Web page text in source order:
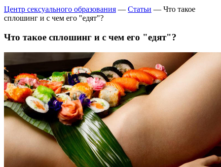
Центр сексуального образования — Статьи — Что такое
сплошинг и с чем его "едят"?
Что такое сплошинг и с чем его "едят"?